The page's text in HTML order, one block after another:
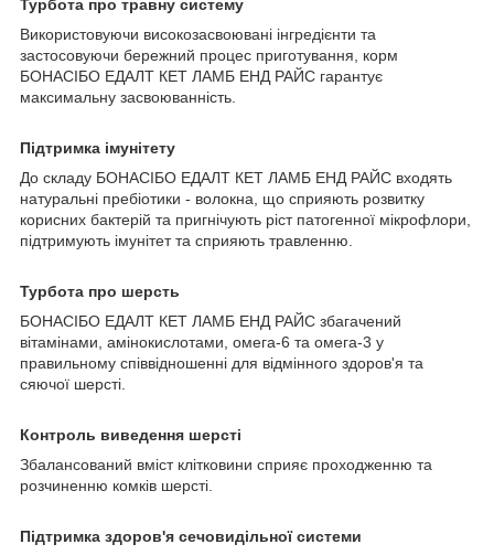
Турбота про травну систему
Використовуючи високозасвоювані інгредієнти та
застосовуючи бережний процес приготування, корм
БОНАСІБО ЕДАЛТ КЕТ ЛАМБ ЕНД РАЙС гарантує
максимальну засвоюванність.
Підтримка імунітету
До складу БОНАСІБО ЕДАЛТ КЕТ ЛАМБ ЕНД РАЙС входять
натуральні пребіотики - волокна, що сприяють розвитку
корисних бактерій та пригнічують ріст патогенної мікрофлори,
підтримують імунітет та сприяють травленню.
Турбота про шерсть
БОНАСІБО ЕДАЛТ КЕТ ЛАМБ ЕНД РАЙС збагачений
вітамінами, амінокислотами, омега-6 та омега-3 у
правильному співвідношенні для відмінного здоров'я та
сяючої шерсті.
Контроль виведення шерсті
Збалансований вміст клітковини сприяє проходженню та
розчиненню комків шерсті.
Підтримка здоров'я сечовидільної системи